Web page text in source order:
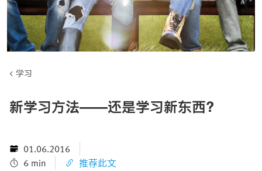
学习
新学习方法——还是学习新东西？
01.06.2016
6 min
推荐此文